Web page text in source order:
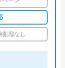
解消などに
高圧洗浄機
割増なし